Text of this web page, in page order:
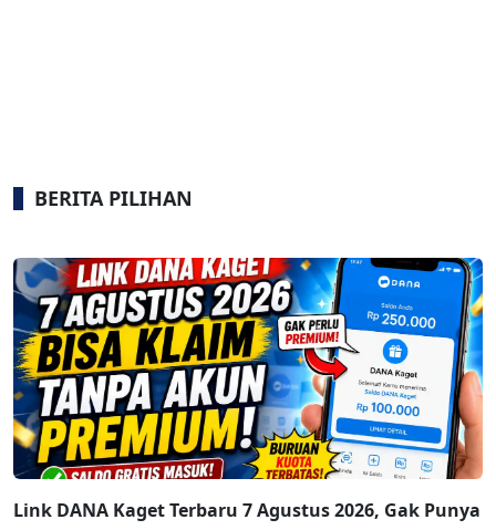
BERITA PILIHAN
Link DANA Kaget Terbaru 7 Agustus 2026, Gak Punya